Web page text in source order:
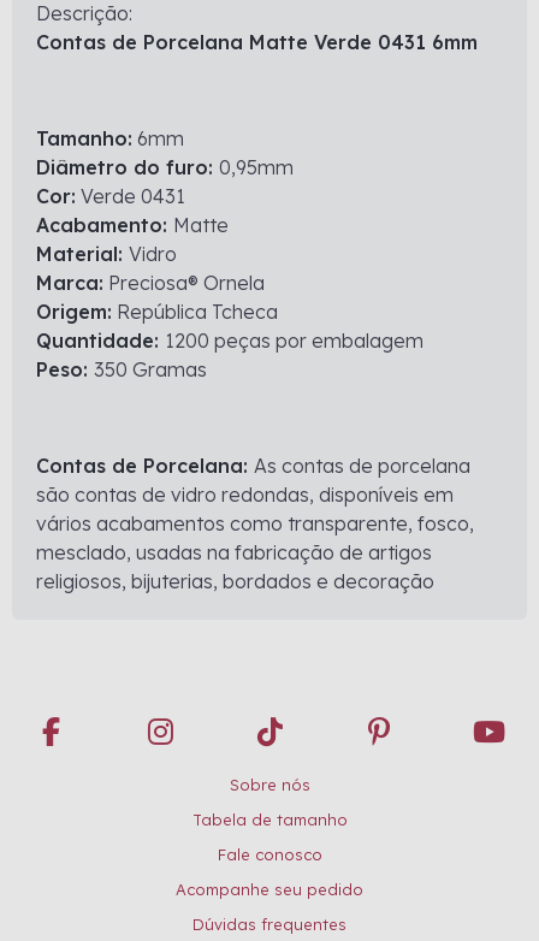
Descrição:
Contas de Porcelana Matte Verde 0431 6mm
Tamanho: 6mm
Diâmetro do furo: 0,95mm
Cor: Verde 0431
Acabamento: Matte
Material: Vidro
Marca: Preciosa® Ornela
Origem: República Tcheca
Quantidade: 1200 peças por embalagem
Peso: 350 Gramas
Contas de Porcelana: As contas de porcelana
são contas de vidro redondas, disponíveis em
vários acabamentos como transparente, fosco,
mesclado, usadas na fabricação de artigos
religiosos, bijuterias, bordados e decoração
Sobre nós
Tabela de tamanho
Fale conosco
Acompanhe seu pedido
Dúvidas frequentes